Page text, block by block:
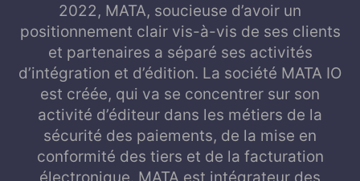
2022, MATA, soucieuse d’avoir un
positionnement clair vis-à-vis de ses clients
et partenaires a séparé ses activités
d’intégration et d’édition. La société MATA IO
est créée, qui va se concentrer sur son
activité d’éditeur dans les métiers de la
sécurité des paiements, de la mise en
conformité des tiers et de la facturation
électronique. MATA est intégrateur des